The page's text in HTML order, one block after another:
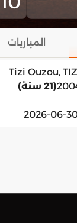
المباريات
Tizi Ouzou,
(21 سنة)
2026-06-